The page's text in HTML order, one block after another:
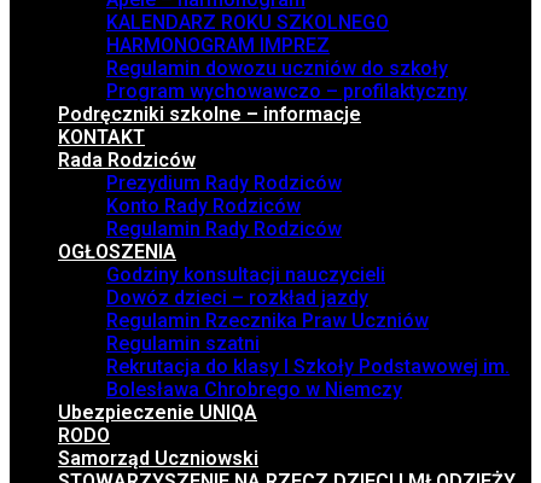
KALENDARZ ROKU SZKOLNEGO
HARMONOGRAM IMPREZ
Regulamin dowozu uczniów do szkoły
Program wychowawczo – profilaktyczny
Podręczniki szkolne – informacje
KONTAKT
Rada Rodziców
Prezydium Rady Rodziców
Konto Rady Rodziców
Regulamin Rady Rodziców
OGŁOSZENIA
Godziny konsultacji nauczycieli
Dowóz dzieci – rozkład jazdy
Regulamin Rzecznika Praw Uczniów
Regulamin szatni
Rekrutacja do klasy I Szkoły Podstawowej im.
Bolesława Chrobrego w Niemczy
Ubezpieczenie UNIQA
RODO
Samorząd Uczniowski